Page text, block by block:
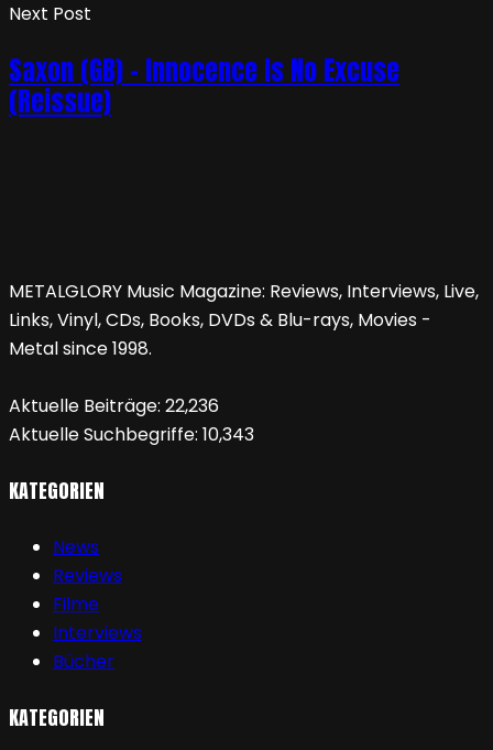
Next Post
Saxon (GB) – Innocence Is No Excuse
(Reissue)
METALGLORY Music Magazine: Reviews, Interviews, Live,
Links, Vinyl, CDs, Books, DVDs & Blu-rays, Movies -
Metal since 1998.
Aktuelle Beiträge: 22,236
Aktuelle Suchbegriffe: 10,343
KATEGORIEN
News
Reviews
Filme
Interviews
Bücher
KATEGORIEN